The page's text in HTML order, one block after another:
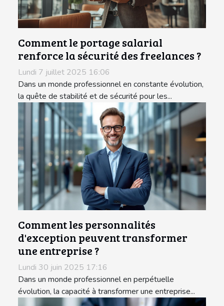
Comment le portage salarial
renforce la sécurité des freelances ?
Lundi 7 juillet 2025 16:06
Dans un monde professionnel en constante évolution,
la quête de stabilité et de sécurité pour les...
Comment les personnalités
d'exception peuvent transformer
une entreprise ?
Lundi 30 juin 2025 17:16
Dans un monde professionnel en perpétuelle
évolution, la capacité à transformer une entreprise...